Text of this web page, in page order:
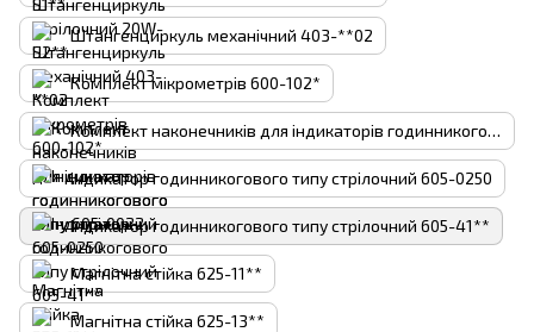
Штангенциркуль механічний 403-**02
Комплект мікрометрів 600-102*
Комплект наконечників для індикаторів годинникогового типу 605-0022
Індикатор годинникогового типу стрілочний 605-0250
Індикатор годинникогового типу стрілочний 605-41**
Магнітна стійка 625-11**
Магнітна стійка 625-13**